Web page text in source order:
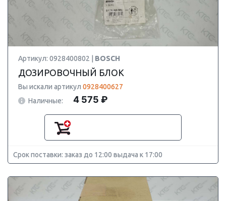
Артикул: 0928400802 | BOSCH
ДОЗИРОВОЧНЫЙ БЛОК
Вы искали артикул 0928400627
Наличные:
4 575 ₽
Срок поставки: заказ до 12:00 выдача к 17:00